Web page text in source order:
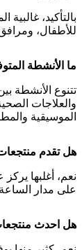
بالتأكيد،
للأطفال،
ما الأنشطة
تتنوع الأنشطة
والعلاجات
الموسيقية
هل تقدم
نعم، أغلبها
على مدار
هل احدث